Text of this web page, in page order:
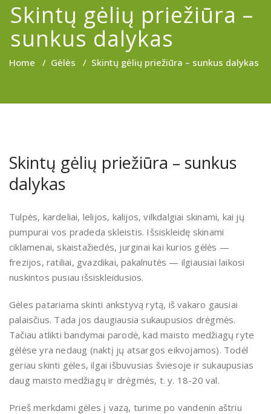
Skintų gėlių priežiūra –
sunkus dalykas
Home / Gėlės / Skintų gėlių priežiūra – sunkus dalykas
Skintų gėlių priežiūra – sunkus
dalykas
Tulpės, kardeliai, lelijos, kalijos, vilkdalgiai skinami, kai jų
pumpurai vos pradeda skleistis. Išsiskleidę skinami
ciklamenai, skaistažiedės, jurginai kai kurios gėlės —
frezijos, ratiliai, gvazdikai, pakalnutės — ilgiausiai laikosi
nuskintos pusiau išsiskleidusios.
Gėles patariama skinti ankstyvą rytą, iš vakaro gausiai
palaisčius. Tada jos daugiausia sukaupusios drėgmės.
Tačiau atlikti bandymai parodė, kad maisto medžiagų ryte
gėlėse yra nedaug (naktį jų atsargos eikvojamos). Todėl
geriau skinti gėles, ilgai išbuvusias šviesoje ir sukaupusias
daug maisto medžiagų ir drėgmės, t. y. 18-20 val.
Prieš merkdami gėles į vazą, turime po vandenin aštriu